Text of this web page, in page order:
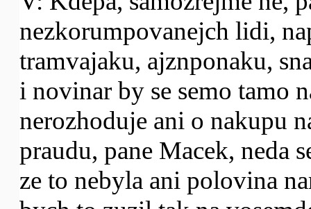
nezkorumpovanejch lidi,
tramvajaku, ajznponaku,
i novinar by se semo tamo
nerozhoduje ani o nakupu
praudu, pane Macek, neda
ze to nebyla ani polovina